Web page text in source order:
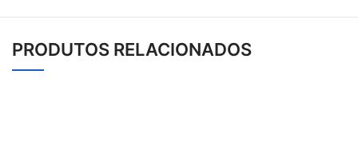
PRODUTOS RELACIONADOS